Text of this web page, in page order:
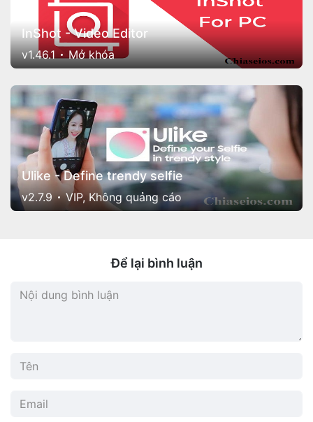
InShot - Video Editor
v1.46.1 Mở khóa
Ulike - Define trendy selfi‪e
v2.7.9 VIP, Không quảng cáo
Để lại bình luận